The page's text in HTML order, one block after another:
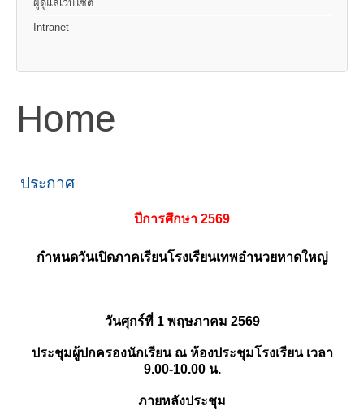
ผู้ดูแลเว็บไซต์
Intranet
Home
ประกาศ
ปีการศึกษา 2569
กำหนดวันเปิดภาคเรียนโรงเรียนเทพอำนวยหาดใหญ่
วันศุกร์ที่ 1 พฤษภาคม 2569
ประชุมผู้ปกครองนักเรียน ณ ห้องประชุมโรงเรียน เวลา
9.00-10.00 น.
ภายหลังประชุม